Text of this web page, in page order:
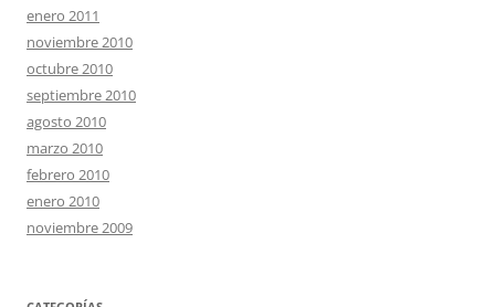
enero 2011
noviembre 2010
octubre 2010
septiembre 2010
agosto 2010
marzo 2010
febrero 2010
enero 2010
noviembre 2009